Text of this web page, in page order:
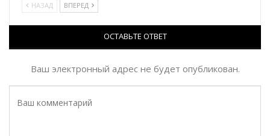
НАЗАД ВПЕРЕД
ОСТАВЬТЕ ОТВЕТ
Ваш электронный адрес не будет опубликован.